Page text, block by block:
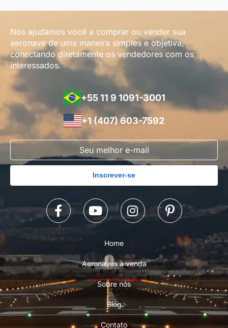
Nós ajudamos você a comprar ou vender sua
aeronave de uma maneira simples e objetiva,
conectando diretamente os vendedores com os
interessados.
+55 11 9 1091-3001
+1 (407) 603-7592
Inscrever-se
Home
Aeronaves à venda
Sobre nós
Blog
Contato